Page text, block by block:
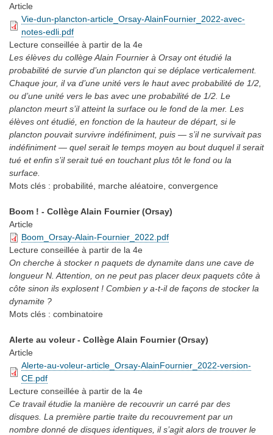
Article
Vie-dun-plancton-article_Orsay-AlainFournier_2022-avec-
notes-edli.pdf
Lecture conseillée à partir de la 4e
Les élèves du collège Alain Fournier à Orsay ont étudié la
probabilité de survie d’un plancton qui se déplace verticalement.
Chaque jour, il va d’une unité vers le haut avec probabilité de 1/2,
ou d’une unité vers le bas avec une probabilité de 1/2. Le
plancton meurt s’il atteint la surface ou le fond de la mer. Les
élèves ont étudié, en fonction de la hauteur de départ, si le
plancton pouvait survivre indéfiniment, puis — s’il ne survivait pas
indéfiniment — quel serait le temps moyen au bout duquel il serait
tué et enfin s’il serait tué en touchant plus tôt le fond ou la
surface.
Mots clés : probabilité, marche aléatoire, convergence
Boom ! - Collège Alain Fournier (Orsay)
Article
Boom_Orsay-Alain-Fournier_2022.pdf
Lecture conseillée à partir de la 4e
On cherche à stocker n paquets de dynamite dans une cave de
longueur N. Attention, on ne peut pas placer deux paquets côte à
côte sinon ils explosent ! Combien y a-t-il de façons de stocker la
dynamite ?
Mots clés : combinatoire
Alerte au voleur - Collège Alain Fournier (Orsay)
Article
Alerte-au-voleur-article_Orsay-AlainFournier_2022-version-
CE.pdf
Lecture conseillée à partir de la 4e
Ce travail étudie la manière de recouvrir un carré par des
disques. La première partie traite du recouvrement par un
nombre donné de disques identiques, il s’agit alors de trouver le